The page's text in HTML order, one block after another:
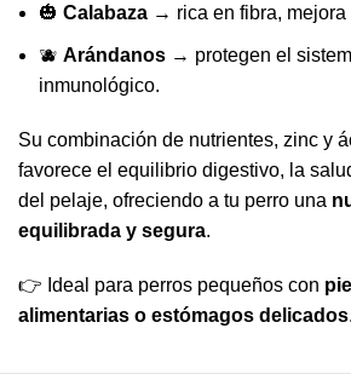
🎃 Calabaza → rica en fibra, mejora
🫐 Arándanos → protegen el
inmunológico.
Su combinación de nutrientes, zinc y
favorece el equilibrio digestivo, la
del pelaje, ofreciendo a tu perro una
equilibrada y segura.
👉 Ideal para perros pequeños con
alimentarias o estómagos delicados.